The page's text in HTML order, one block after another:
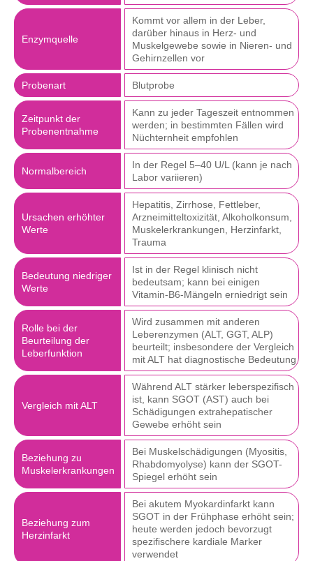
Enzymquelle
Kommt vor allem in der Leber,
darüber hinaus in Herz- und
Muskelgewebe sowie in Nieren- und
Gehirnzellen vor
Probenart Blutprobe
Zeitpunkt der
Probenentnahme
Kann zu jeder Tageszeit entnommen
werden; in bestimmten Fällen wird
Nüchternheit empfohlen
Normalbereich
In der Regel 5–40 U/L (kann je nach
Labor variieren)
Ursachen erhöhter
Werte
Hepatitis, Zirrhose, Fettleber,
Arzneimitteltoxizität, Alkoholkonsum,
Muskelerkrankungen, Herzinfarkt,
Trauma
Bedeutung niedriger
Werte
Ist in der Regel klinisch nicht
bedeutsam; kann bei einigen
Vitamin-B6-Mängeln erniedrigt sein
Rolle bei der
Beurteilung der
Leberfunktion
Wird zusammen mit anderen
Leberenzymen (ALT, GGT, ALP)
beurteilt; insbesondere der Vergleich
mit ALT hat diagnostische Bedeutung
Vergleich mit ALT
Während ALT stärker leberspezifisch
ist, kann SGOT (AST) auch bei
Schädigungen extrahepatischer
Gewebe erhöht sein
Beziehung zu
Muskelerkrankungen
Bei Muskelschädigungen (Myositis,
Rhabdomyolyse) kann der SGOT-
Spiegel erhöht sein
Beziehung zum
Herzinfarkt
Bei akutem Myokardinfarkt kann
SGOT in der Frühphase erhöht sein;
heute werden jedoch bevorzugt
spezifischere kardiale Marker
verwendet